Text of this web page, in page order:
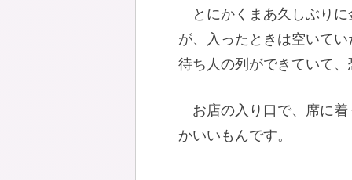
とにかくまあ久しぶり
が、入ったときは空いて
待ち人の列ができていて
お店の入り口で、席に
かいいもんです。